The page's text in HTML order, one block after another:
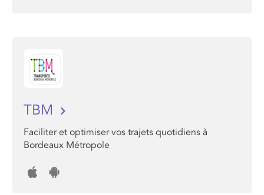
TBM
Faciliter et optimiser vos trajets quotidiens à
Bordeaux Métropole